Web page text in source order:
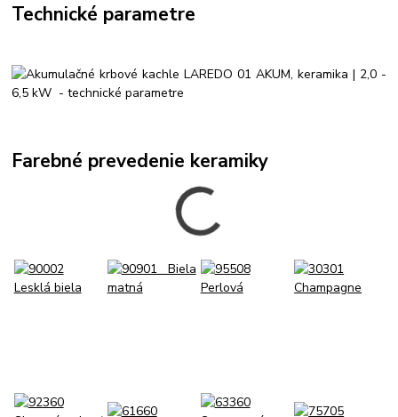
Technické parametre
Farebné prevedenie keramiky